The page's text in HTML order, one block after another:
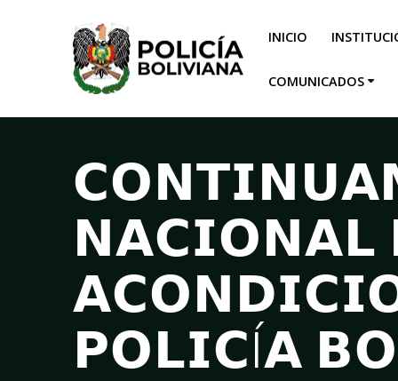
INICIO
COMUNICADOS
𝗡𝗔𝗖𝗜𝗢𝗡𝗔𝗟
𝗣𝗢𝗟𝗜𝗖Í𝗔